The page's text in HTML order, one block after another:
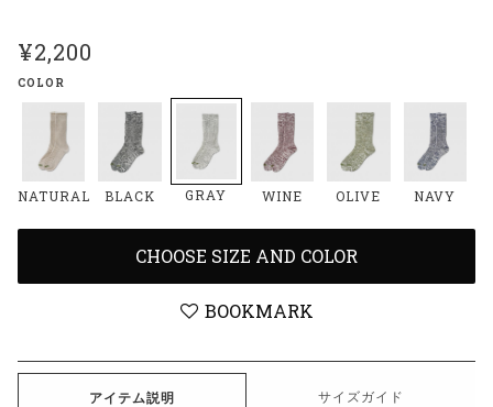
¥2,200
COLOR
NATURAL BLACK GRAY WINE OLIVE NAVY
CHOOSE SIZE AND COLOR
BOOKMARK
アイテム説明 サイズガイド